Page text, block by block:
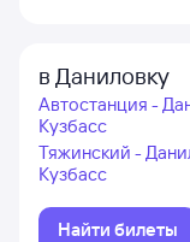
в Даниловку
Автостанция -
Кузбасс
Тяжинский -
Кузбасс
Найти билеты